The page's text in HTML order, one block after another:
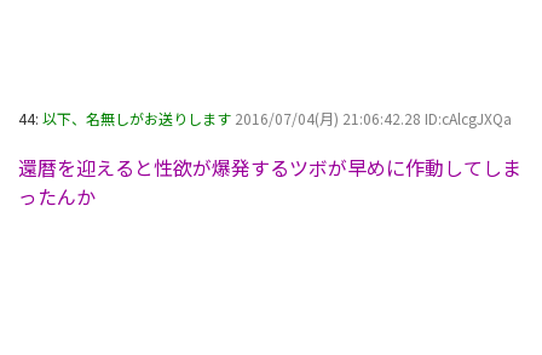
44: 以下、名無しがお送りします 2016/07/04(月) 21:06:42.28 ID:cAlcgJXQa
還暦を迎えると性欲が爆発するツボが早めに作動してしま
ったんか